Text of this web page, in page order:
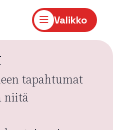
Valikko
tapahtumat
niitä